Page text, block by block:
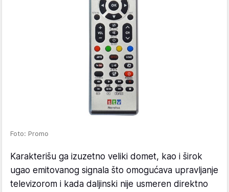
Foto: Promo
Karakterišu ga izuzetno veliki domet, kao i širok
ugao emitovanog signala što omogućava upravljanje
televizorom i kada daljinski nije usmeren direktno